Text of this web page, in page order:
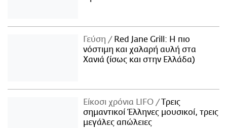
Γεύση
Red Jane Grill: Η πιο
νόστιμη και χαλαρή αυλή στα
Χανιά (ίσως και στην Ελλάδα)
Είκοσι χρόνια LIFO
Tρεις
σημαντικοί Έλληνες μουσικοί, τρεις
μεγάλες απώλειες